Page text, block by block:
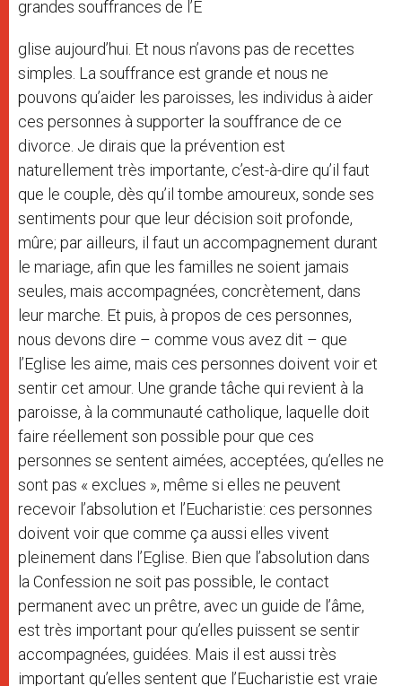
grandes souffrances de l’É
glise aujourd’hui. Et nous n’avons pas de recettes
simples. La souffrance est grande et nous ne
pouvons qu’aider les paroisses, les individus à aider
ces personnes à supporter la souffrance de ce
divorce. Je dirais que la prévention est
naturellement très importante, c’est-à-dire qu’il faut
que le couple, dès qu’il tombe amoureux, sonde ses
sentiments pour que leur décision soit profonde,
mûre; par ailleurs, il faut un accompagnement durant
le mariage, afin que les familles ne soient jamais
seules, mais accompagnées, concrètement, dans
leur marche. Et puis, à propos de ces personnes,
nous devons dire – comme vous avez dit – que
l’Eglise les aime, mais ces personnes doivent voir et
sentir cet amour. Une grande tâche qui revient à la
paroisse, à la communauté catholique, laquelle doit
faire réellement son possible pour que ces
personnes se sentent aimées, acceptées, qu’elles ne
sont pas « exclues », même si elles ne peuvent
recevoir l’absolution et l’Eucharistie: ces personnes
doivent voir que comme ça aussi elles vivent
pleinement dans l’Eglise. Bien que l’absolution dans
la Confession ne soit pas possible, le contact
permanent avec un prêtre, avec un guide de l’âme,
est très important pour qu’elles puissent se sentir
accompagnées, guidées. Mais il est aussi très
important qu’elles sentent que l’Eucharistie est vraie